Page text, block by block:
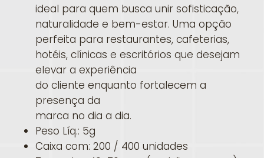
ideal para quem busca unir sofisticação,
naturalidade e bem-estar. Uma opção
perfeita para restaurantes, cafeterias,
hotéis, clínicas e escritórios que desejam
elevar a experiência
do cliente enquanto fortalecem a
presença da
marca no dia a dia.
Peso Líq.: 5g
Caixa com: 200 / 400 unidades